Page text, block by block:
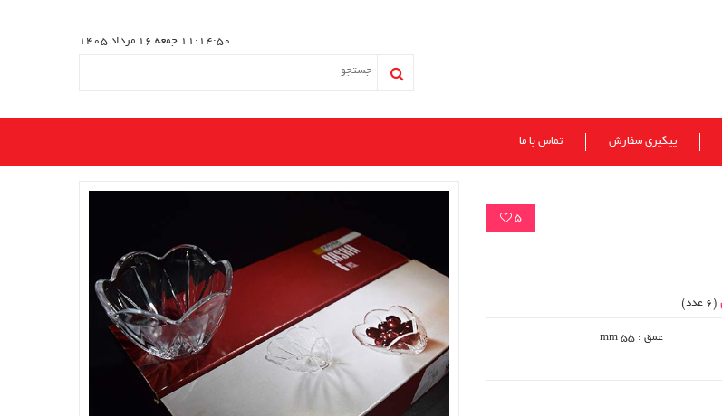
11:14:50 جمعه 16 مرداد 1405
پیگیری سفارش تماس با ما
5
(6 عدد)
عمق : mm 55